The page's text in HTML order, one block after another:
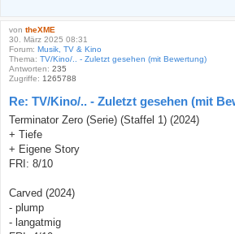
von theXME
30. März 2025 08:31
Forum: Musik, TV & Kino
Thema: TV/Kino/.. - Zuletzt gesehen (mit Bewertung)
Antworten: 235
Zugriffe: 1265788
Re: TV/Kino/.. - Zuletzt gesehen (mit
Terminator Zero (Serie) (Staffel 1) (2024)
+ Tiefe
+ Eigene Story
FRI: 8/10
Carved (2024)
- plump
- langatmig